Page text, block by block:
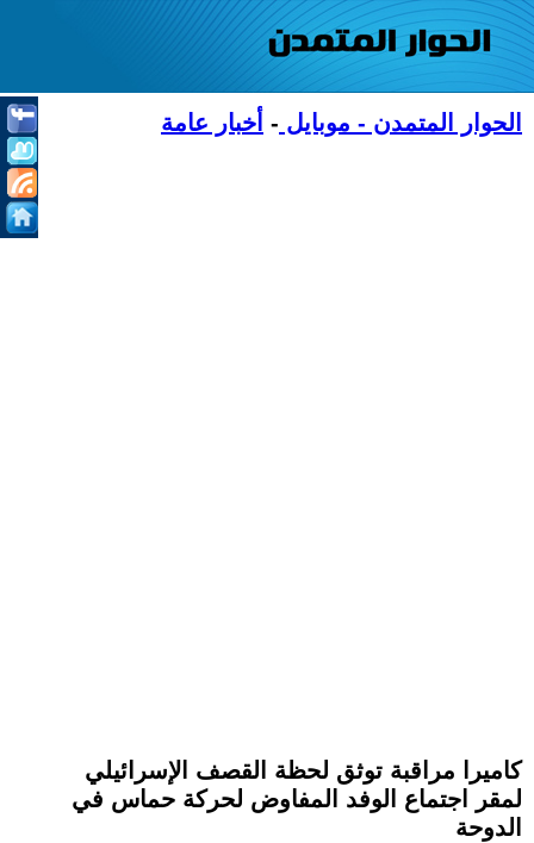
الحوار المتمدن - موبايل - أخبار عامة
كاميرا مراقبة توثق لحظة القصف الإسرائيلي
لمقر اجتماع الوفد المفاوض لحركة حماس في
الدوحة